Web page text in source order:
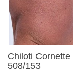
Chiloti
508/153